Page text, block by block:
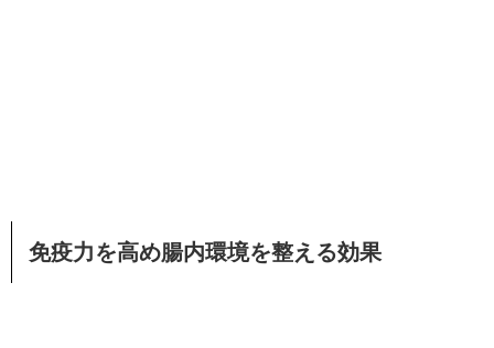
免疫力を高め腸内環境を整える効果